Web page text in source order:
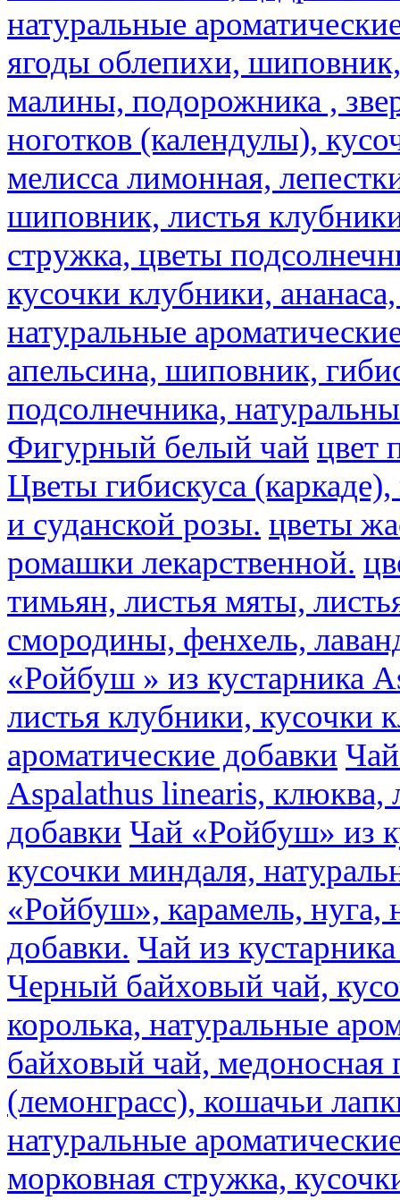
натуральные
ягоды облепихи,
малины, подорожника ,
ноготков (календулы),
мелисса лимонная,
шиповник, листья
стружка, цветы
кусочки клубники,
натуральные
апельсина, шиповник,
подсолнечника,
Фигурный белый чай цвет
Цветы гибискуса
и суданской розы. цветы
ромашки лекарственной.
тимьян, листья мяты,
смородины, фенхель,
«Ройбуш » из кустарника
листья клубники, кусочки
ароматические добавки
Aspalathus linearis, клюква,
добавки Чай «Ройбуш» из
кусочки миндаля,
«Ройбуш», карамель, нуга,
добавки. Чай из
Черный байховый чай,
королька, натуральные
байховый чай, медоносная
(лемонграсс), кошачьи
натуральные
морковная стружка,